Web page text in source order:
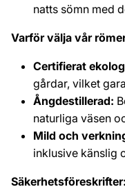
natts sömn med
Varför välja vår
Certifierat
gårdar, vilket
Ångdestillerad:
naturliga väsen
Mild och
inklusive känslig
Säkerhetsföreskrifter: